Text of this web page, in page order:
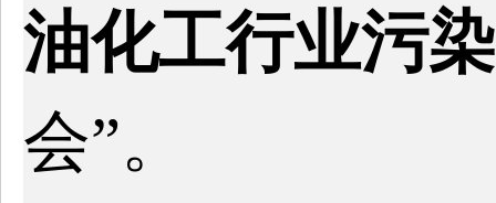
油化工行业污
会”。